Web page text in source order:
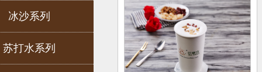
冰沙系列
苏打水系列